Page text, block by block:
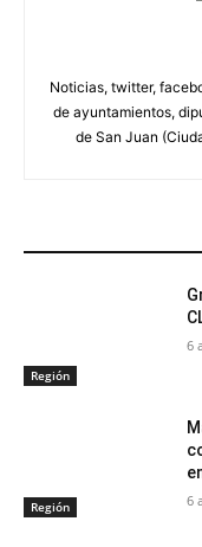
Noticias, twitter,
de ayuntamientos,
de San Juan
Región
6
Región 6